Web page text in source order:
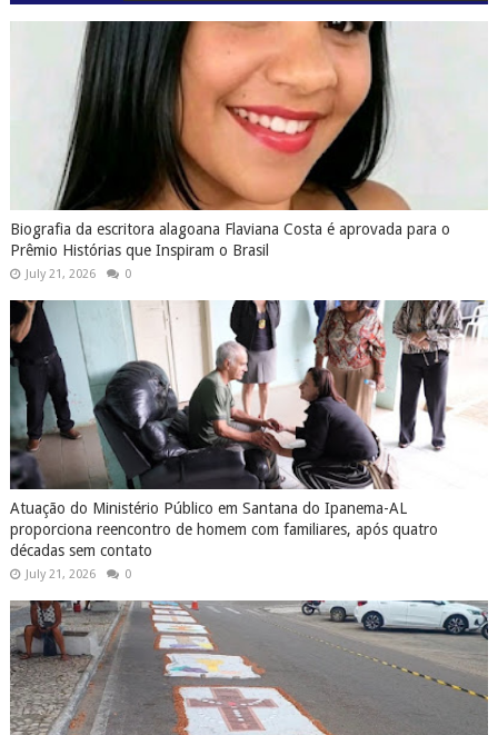
Biografia da escritora alagoana Flaviana Costa é aprovada para o
Prêmio Histórias que Inspiram o Brasil
July 21, 2026 0
Atuação do Ministério Público em Santana do Ipanema-AL
proporciona reencontro de homem com familiares, após quatro
décadas sem contato
July 21, 2026 0